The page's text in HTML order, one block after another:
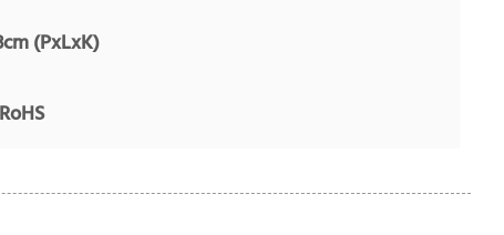
(PxLxK)